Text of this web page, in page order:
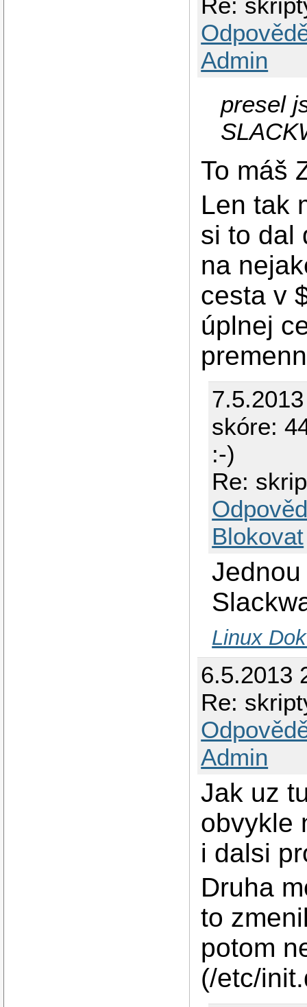
Admin
presel
To máš
Len tak
si to dal
na
cesta v
úplnej
skóre:
:-)
Re:
Blokovat
Linux
6.5.2013
Re:
Admin
Jak uz
obvykle
i dalsi
Druha
to
potom
(/etc/